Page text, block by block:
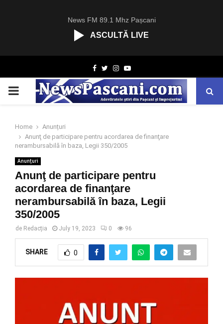
News FM 89.1 Mhz Pașcani
ASCULTĂ LIVE
Facebook
TwitterInstagram
Youtube
PRIMARY
Home
Anunțuri
Anunţ de participare pentru acordarea de finanţare
nerambursabilă în baza, Legii 350/2005
Anunțuri
Anunţ de participare pentru
acordarea de finanţare
nerambursabilă în baza, Legii
350/2005
de Redacția July 19, 2023 0 96
SHARE 0